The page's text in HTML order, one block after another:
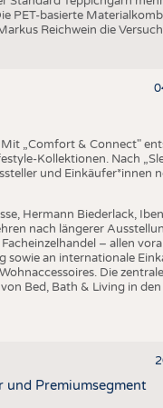
PET-basierte
Reichwein die
„Comfort & Connect"
Kollektionen. Nach
und Einkäufer*innen
Hermann Biederlack,
nach längerer
– allen
an internationale
Die
Bed, Bath & Living in
und Premiumsegment